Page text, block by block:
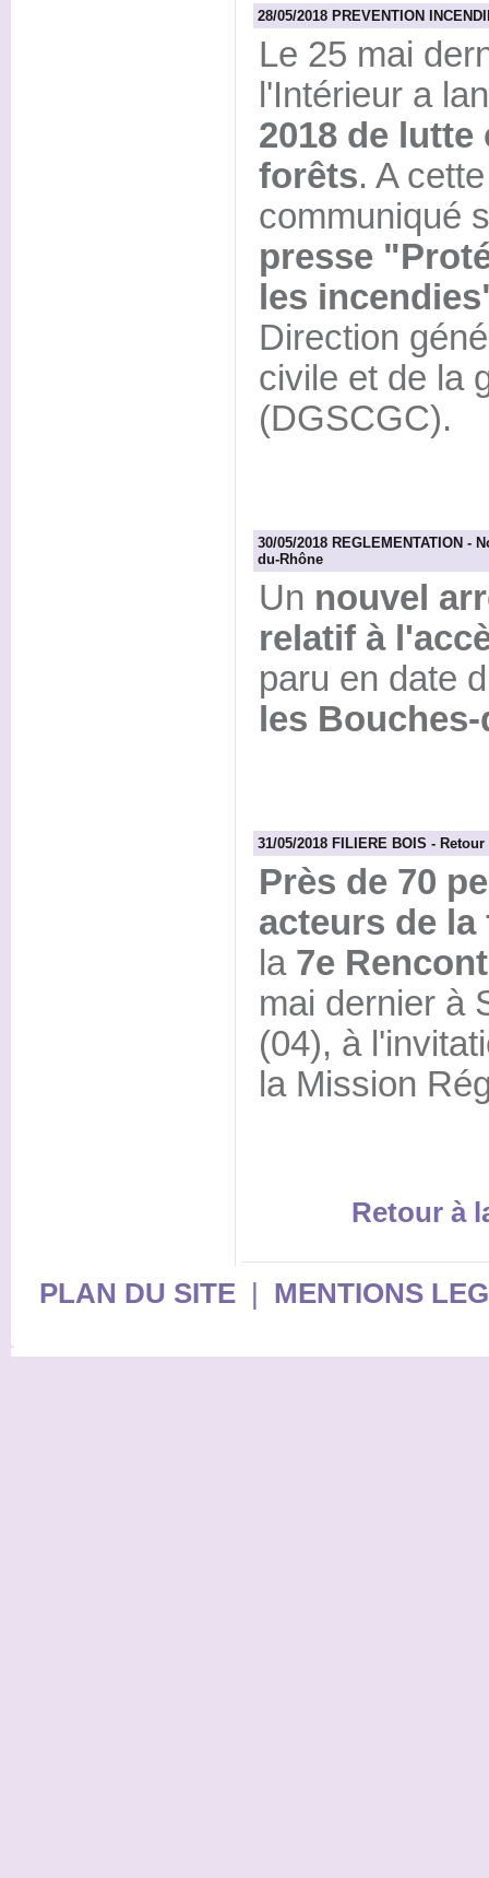
28/05/2018 PREVENTION
Le 25 mai
l'Intérieur a
2018 de
forêts. A
communiqué
presse
les
Direction
civile et de la
(DGSCGC).
30/05/2018 REGLEMENTATION -
du-Rhône
Un nouvel
relatif à
paru en date
les
31/05/2018 FILIERE BOIS -
Près de 70
acteurs de la
la 7e
mai dernier à
(04), à
la Mission
Retour à
PLAN DU SITE| MENTIONS